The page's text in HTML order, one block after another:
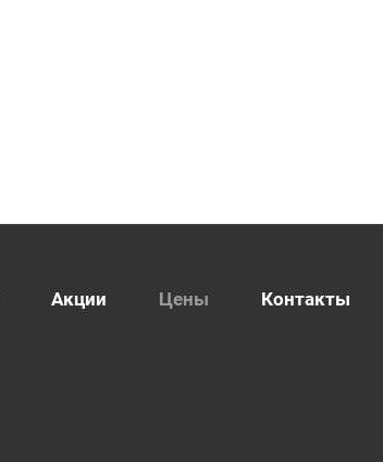
Акции Цены Контакты